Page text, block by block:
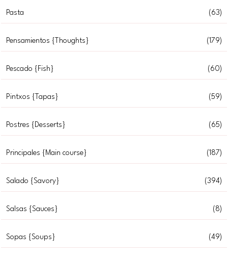
Pasta (63)
Pensamientos {Thoughts} (179)
Pescado {Fish} (60)
Pintxos {Tapas} (59)
Postres {Desserts} (65)
Principales {Main course} (187)
Salado {Savory} (394)
Salsas {Sauces} (8)
Sopas {Soups} (49)